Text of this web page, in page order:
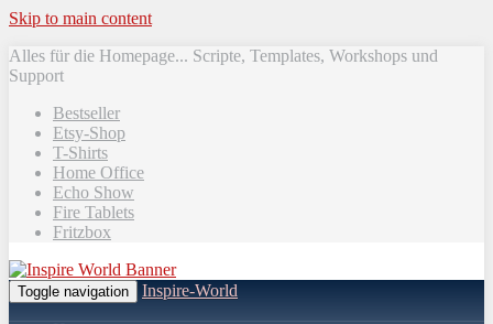
Skip to main content
Alles für die Homepage... Scripte, Templates, Workshops und
Support
Bestseller
Etsy-Shop
T-Shirts
Home Office
Echo Show
Fire Tablets
Fritzbox
Toggle navigation Inspire-World